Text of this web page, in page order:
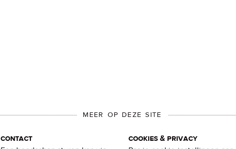
MEER OP DEZE SITE
contact
cookies & privacy